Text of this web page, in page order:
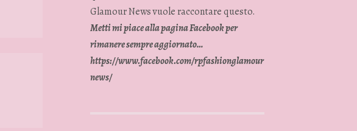
Glamour News vuole raccontare questo.
Metti mi piace alla pagina Facebook per
rimanere sempre aggiornato…
https://www.facebook.com/rpfashionglamour
news/